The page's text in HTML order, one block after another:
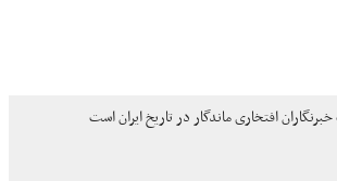
افتخاری ماندگار در تاریخ ایران است